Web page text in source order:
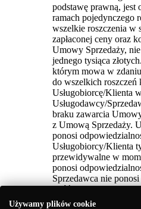
podstawę prawną, jest
ramach pojedynczego
wszelkie roszczenia w
zapłaconej ceny oraz
Umowy Sprzedaży,
jednego tysiąca
którym mowa w
do wszelkich roszczeń
Usługobiorcę/Klienta
Usługodawcy/
braku zawarcia
z Umową Sprzedaży.
ponosi
Usługobiorcy/Klienta
przewidywalne w
ponosi
Sprzedawca nie
opóźnienie w
Wszelkie spory
Używamy plików cookie